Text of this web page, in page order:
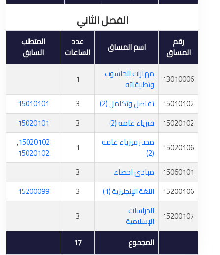
الفصل الثاني
رقم
المساق اسم المساق عدد
الساعات
المتطلب
السابق
13010006
مهارات الحاسوب
وتطبيقاته
1
15010102
تفاضل وتكامل (2) 3
15010101
15020102
فيزياء عامه (2) 3
15020101
15020106
مختبر فيزياء عامه
(2)
1
15020102
,
15020102
15060101
مبادئ احصاء
3
15200106
اللغة الإنجليزية (1) 3
15200099
15200107
الدراسات
الإسلامية
3
المجموع
17